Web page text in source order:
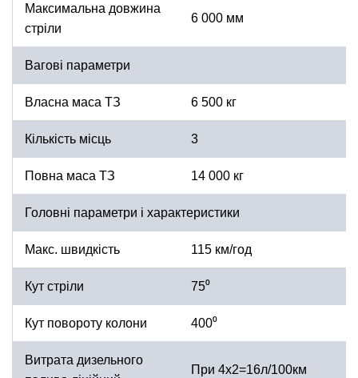
Максимальна довжина
стріли
6 000 мм
Вагові параметри
Власна маса ТЗ 6 500 кг
Кількість місць 3
Повна маса ТЗ 14 000 кг
Головні параметри і характеристики
Макс. швидкість 115 км/год
Кут стріли 75⁰
Кут повороту колони 400⁰
Витрата дизельного
При 4х2=16л/100км